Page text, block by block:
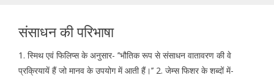
संसाधन की परिभाषा
1. स्मिथ एवं फिलिप्स के अनुसार- ’’भौतिक रूप से संसाधन वातावरण की वे
प्रक्रियायें हैं जो मानव के उपयोग में आती हैं।’’ 2. जेम्स फिशर के शब्दों में-